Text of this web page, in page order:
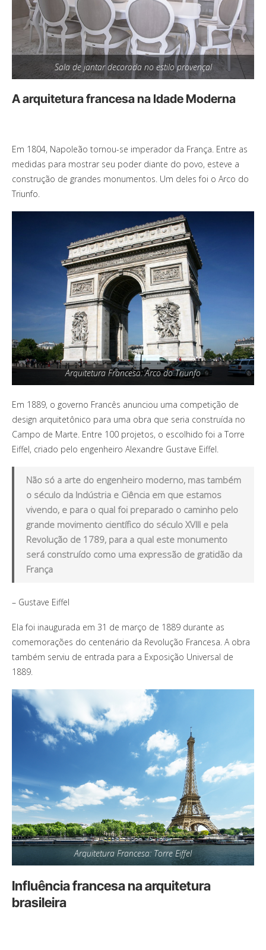
Sala de jantar decorada no estilo provençal
A arquitetura francesa na Idade Moderna
Em 1804, Napoleão tornou-se imperador da França. Entre as
medidas para mostrar seu poder diante do povo, esteve a
construção de grandes monumentos. Um deles foi o Arco do
Triunfo.
Arquitetura Francesa: Arco do Triunfo
Em 1889, o governo Francês anunciou uma competição de
design arquitetônico para uma obra que seria construída no
Campo de Marte. Entre 100 projetos, o escolhido foi a Torre
Eiffel, criado pelo engenheiro Alexandre Gustave Eiffel.
Não só a arte do engenheiro moderno, mas também
o século da Indústria e Ciência em que estamos
vivendo, e para o qual foi preparado o caminho pelo
grande movimento científico do século XVIII e pela
Revolução de 1789, para a qual este monumento
será construído como uma expressão de gratidão da
França
– Gustave Eiffel
Ela foi inaugurada em 31 de março de 1889 durante as
comemorações do centenário da Revolução Francesa. A obra
também serviu de entrada para a Exposição Universal de
1889.
Arquitetura Francesa: Torre Eiffel
Influência francesa na arquitetura
brasileira